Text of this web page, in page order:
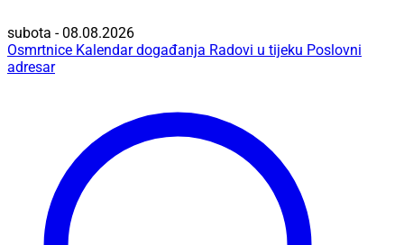
subota - 08.08.2026
Osmrtnice Kalendar događanja Radovi u tijeku Poslovni
adresar